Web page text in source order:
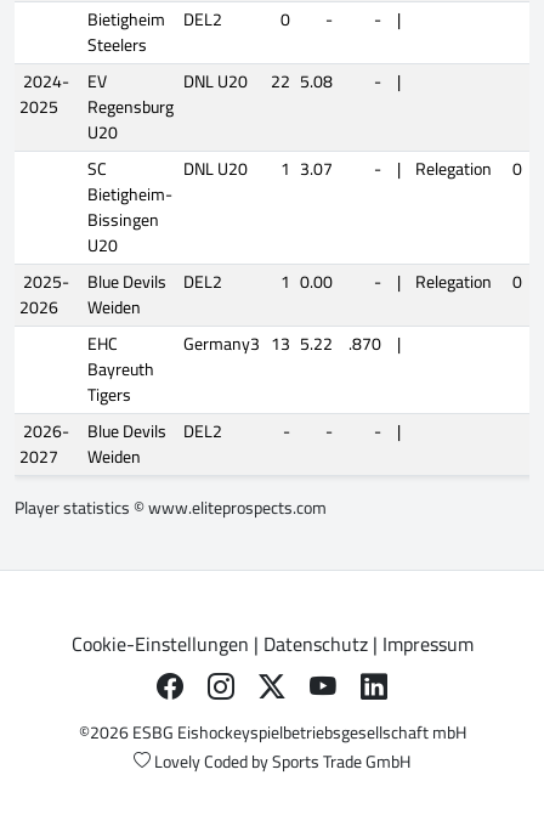
Bietigheim
Steelers
DEL2 0 - - |
2024-
2025
EV
Regensburg
U20
DNL U20 22 5.08 - |
SC
Bietigheim-
Bissingen
U20
DNL U20 1 3.07 - | Relegation 0
2025-
2026
Blue Devils
Weiden
DEL2 1 0.00 - | Relegation
0
EHC
Bayreuth
Tigers
Germany3 13 5.22 .870 |
2026-
2027
Blue Devils
Weiden
DEL2 - - - |
Player statistics ©www.eliteprospects.com
Cookie-Einstellungen | Datenschutz| Impressum
©2026 ESBG Eishockeyspielbetriebsgesellschaft mbH
Lovely Coded bySports Trade GmbH